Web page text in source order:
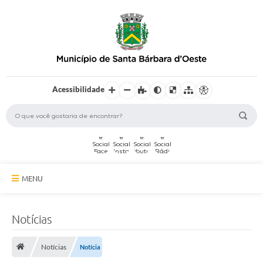
Acessibilidade
MENU
Serviços Online
Notícias
Notícias Notícia